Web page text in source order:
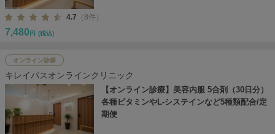
4.7 （8件）
7,480 円 (税込)
オンライン診療
キレイパスオンラインクリニック
【オンライン診療】美容内服 5合剤（30日分）
各種ビタミンやL-システインなど5種類配合/定
期便